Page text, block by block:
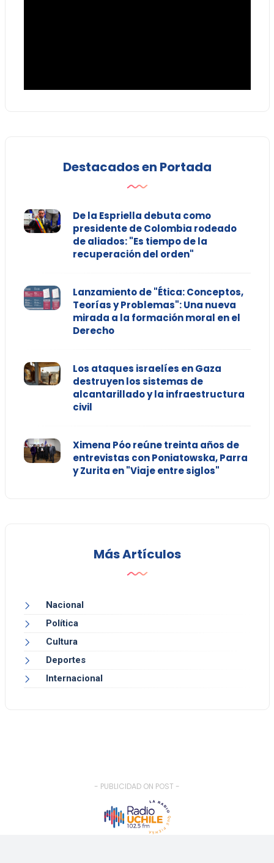
Destacados en Portada
De la Espriella debuta como
presidente de Colombia rodeado
de aliados: "Es tiempo de la
recuperación del orden"
Lanzamiento de "Ética: Conceptos,
Teorías y Problemas": Una nueva
mirada a la formación moral en el
Derecho
Los ataques israelíes en Gaza
destruyen los sistemas de
alcantarillado y la infraestructura
civil
Ximena Póo reúne treinta años de
entrevistas con Poniatowska, Parra
y Zurita en "Viaje entre siglos"
Más Artículos
Nacional
Política
Cultura
Deportes
Internacional
- PUBLICIDAD ON POST -